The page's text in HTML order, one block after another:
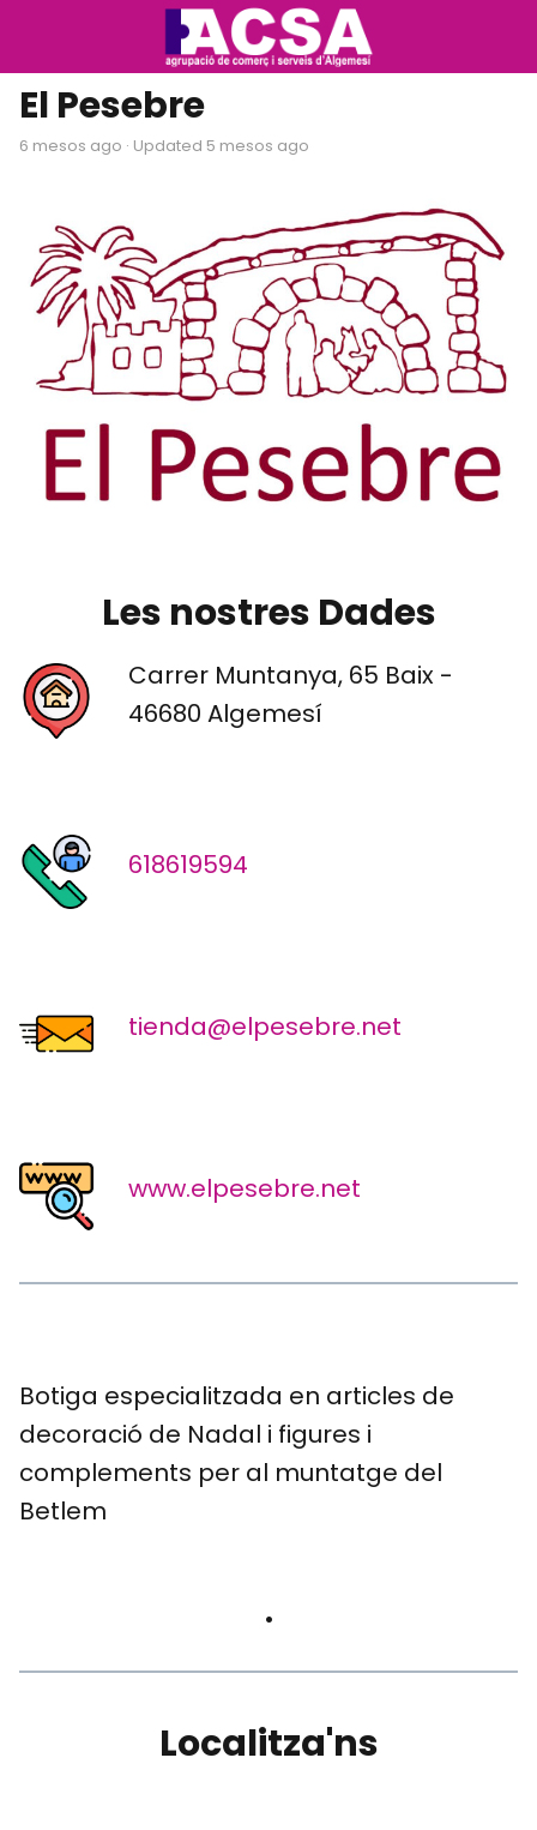
El Pesebre
6 mesos ago · Updated 5 mesos ago
Les nostres Dades
Carrer Muntanya, 65 Baix -
46680 Algemesí
618619594
tienda@elpesebre.net
www.elpesebre.net
Botiga especialitzada en articles de
decoració de Nadal i figures i
complements per al muntatge del
Betlem
.
Localitza'ns